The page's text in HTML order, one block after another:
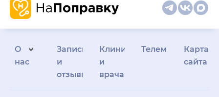
О
нас
Запись
и
отзывы
Клиникам
и
врачам
Телемедицина
Карта
сайта